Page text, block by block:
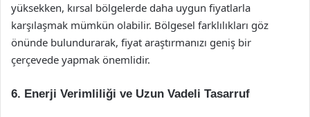
yüksekken, kırsal bölgelerde daha uygun fiyatlarla
karşılaşmak mümkün olabilir. Bölgesel farklılıkları göz
önünde bulundurarak, fiyat araştırmanızı geniş bir
çerçevede yapmak önemlidir.
6. Enerji Verimliliği ve Uzun Vadeli Tasarruf